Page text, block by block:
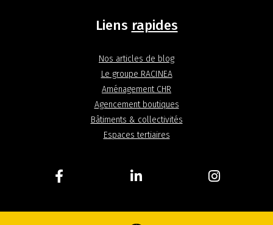
Liens rapides
Nos articles de blog
Le groupe RACINEA
Aménagement CHR
Agencement boutiques
Bâtiments & collectivités
Espaces tertiaires